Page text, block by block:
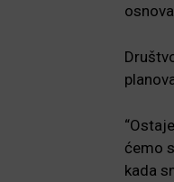
ćemo
kada